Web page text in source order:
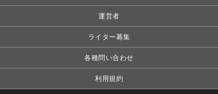
運営者
ライター募集
各種問い合わせ
利用規約